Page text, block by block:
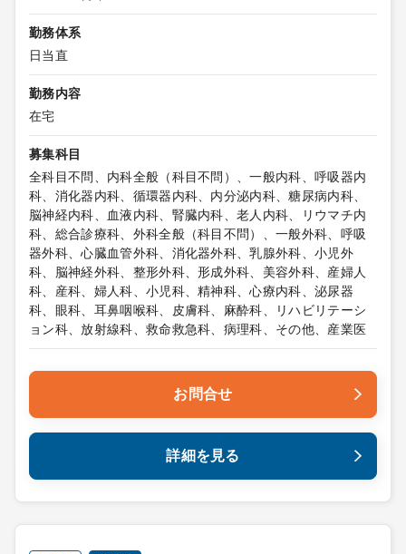
勤務体系
日当直
勤務内容
在宅
募集科目
全科目不問、内科全般（科目不問）、一般内科、呼吸器内
科、消化器内科、循環器内科、内分泌内科、糖尿病内科、
脳神経内科、血液内科、腎臓内科、老人内科、リウマチ内
科、総合診療科、外科全般（科目不問）、一般外科、呼吸
器外科、心臓血管外科、消化器外科、乳腺外科、小児外
科、脳神経外科、整形外科、形成外科、美容外科、産婦人
科、産科、婦人科、小児科、精神科、心療内科、泌尿器
科、眼科、耳鼻咽喉科、皮膚科、麻酔科、リハビリテーシ
ョン科、放射線科、救命救急科、病理科、その他、産業医
お問合せ
詳細を見る